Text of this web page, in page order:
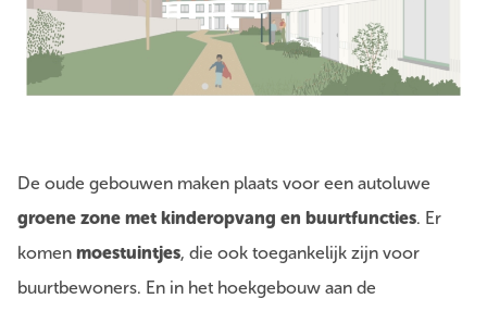
De oude gebouwen maken plaats voor een autoluwe
groene zone met kinderopvang en buurtfuncties. Er
komen moestuintjes, die ook toegankelijk zijn voor
buurtbewoners. En in het hoekgebouw aan de